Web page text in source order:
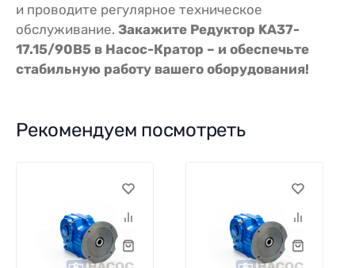
и проводите регулярное техническое
обслуживание. Закажите Редуктор KA37-
17.15/90В5 в Насос-Кратор – и обеспечьте
стабильную работу вашего оборудования!
Рекомендуем посмотреть